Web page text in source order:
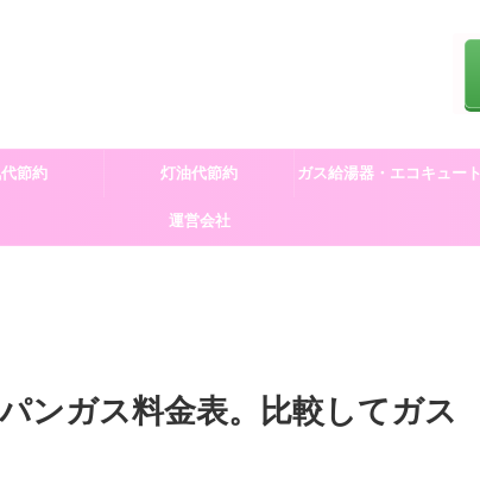
節約 灯油代節約 ガス給湯器・エコキュート
運営会社
ンガス料金表。比較してガス